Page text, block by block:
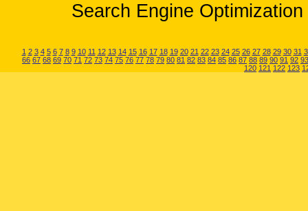
Search Engine
1 2 3 4 5 6 7 8 9 10 11 12 13 14 15 16 17 18 19 20 21 22 23 24 25 26 27 28 29 30 31
66 67 68 69 70 71 72 73 74 75 76 77 78 79 80 81 82 83 84 85 86 87 88 89 90 91 92 93
120 121 122 123